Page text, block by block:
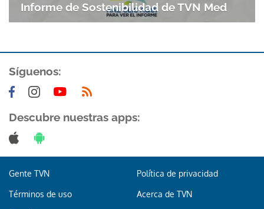
ACEPTAR
Informe de Sostenibilidad de TVN Med
Síguenos:
Descubre nuestras apps:
Gente TVN Política de privacidad
Términos de uso Acerca de TVN